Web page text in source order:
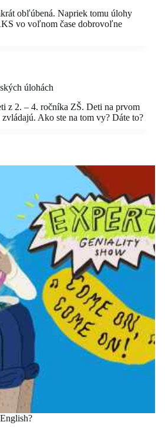
obľúbená. Napriek tomu úlohy
vo voľnom čase dobrovoľne
úlohách
z 2. – 4. ročníka ZŠ. Deti na prvom
Ako ste na tom vy? Dáte to?